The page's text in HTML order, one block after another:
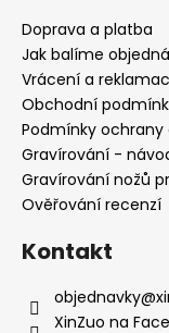
Doprava a platba
Jak balíme
Vrácení a
Obchodní
Podmínky
Gravírování -
Gravírování nožů
Ověřování recenzí
Kontakt
objednavky@
XinZuo na